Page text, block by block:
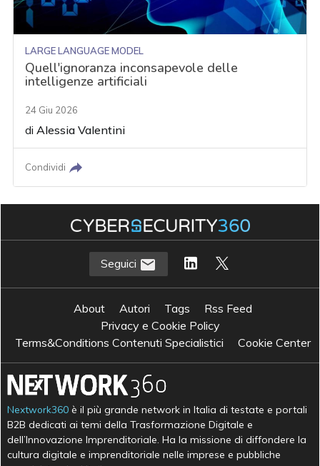
LARGE LANGUAGE MODEL
Quell'ignoranza inconsapevole delle
intelligenze artificiali
24 Giu 2026
diAlessia Valentini
Condividi
Seguici
About Autori Tags
Rss Feed
Privacy e Cookie Policy
Terms&Conditions Contenuti Specialistici
Cookie Center
Nextwork360 è il più grande network in Italia di testate e portali
B2B dedicati ai temi della Trasformazione Digitale e
dell’Innovazione Imprenditoriale. Ha la missione di diffondere la
cultura digitale e imprenditoriale nelle imprese e pubbliche